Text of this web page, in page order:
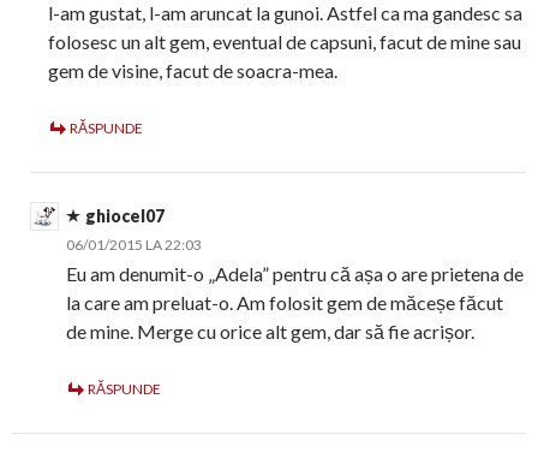
l-am gustat, l-am aruncat la gunoi. Astfel ca ma gandesc sa
folosesc un alt gem, eventual de capsuni, facut de mine sau
gem de visine, facut de soacra-mea.
RĂSPUNDE
ghiocel07
06/01/2015 LA 22:03
Eu am denumit-o „Adela” pentru că așa o are prietena de
la care am preluat-o. Am folosit gem de măceșe făcut
de mine. Merge cu orice alt gem, dar să fie acrișor.
RĂSPUNDE